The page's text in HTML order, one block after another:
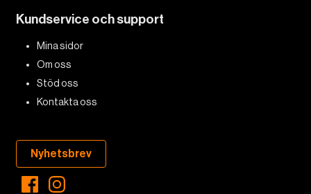
Kundservice och support
Mina sidor
Om oss
Stöd oss
Kontakta oss
Nyhetsbrev